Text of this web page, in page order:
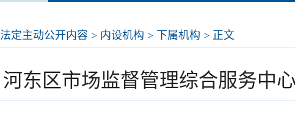
法定主动公开内容 > 内设机构 > 下属机构 > 正文
河东区市场监督管理综合服务中心